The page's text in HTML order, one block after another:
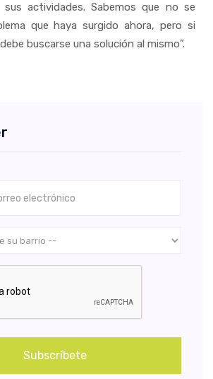
sus actividades. Sabemos que no se
que haya surgido ahora, pero si
buscarse una solución al mismo”.
Subscríbete